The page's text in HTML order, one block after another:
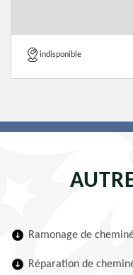
indisponible
Ramonage de
Réparation de